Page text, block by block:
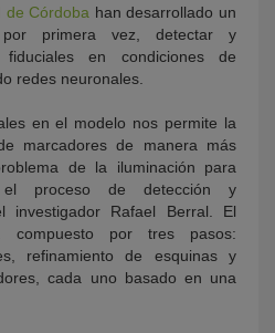
de Córdoba han desarrollado un
primera vez, detectar y
fiduciales en condiciones de
redes neuronales.
en el modelo nos permite la
marcadores de manera más
de la iluminación para
proceso de detección y
investigador Rafael Berral. El
compuesto por tres pasos:
refinamiento de esquinas y
cada uno basado en una